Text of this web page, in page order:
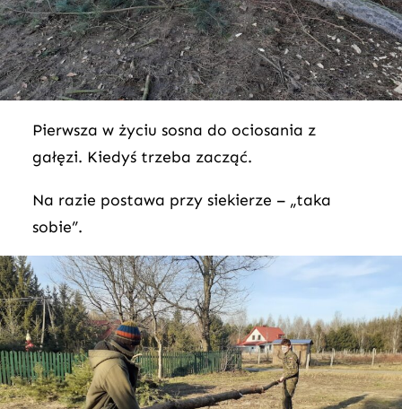
Pierwsza w życiu sosna do ociosania z
gałęzi. Kiedyś trzeba zacząć.
Na razie postawa przy siekierze – „taka
sobie”.